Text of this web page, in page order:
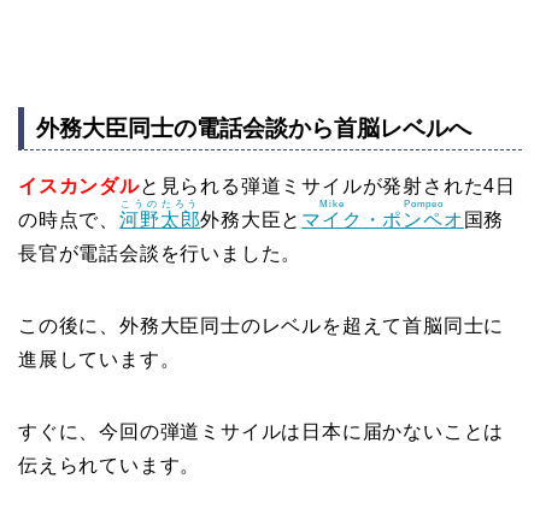
外務大臣同士の電話会談から首脳レベルへ
イスカンダルと見られる弾道ミサイルが発射された4日
の時点で、 河野
こうの
太郎
たろう
外務大臣と マイク
Mike
・ ポンペオ
Pompeo
国務
長官が電話会談を行いました。
この後に、外務大臣同士のレベルを超えて首脳同士に
進展しています。
すぐに、今回の弾道ミサイルは日本に届かないことは
伝えられています。